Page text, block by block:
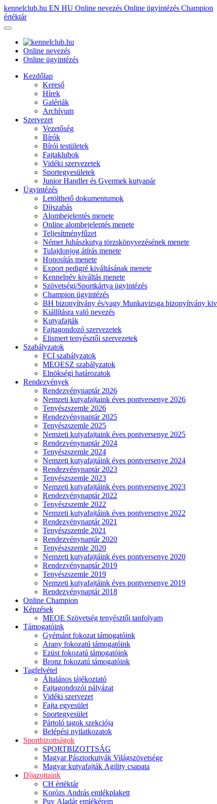
kennelclub.hu EN HU Online nevezés Online ügyintézés Champion
értéktár
Online nevezés
Online ügyintézés
Kezdőlap
Kereső
Hírek
Galériák
Archívum
Szervezet
Vezetőség
Bírók
Bírói testületek
Fajtaklubok
Vidéki szervezetek
Sportegyesületek
Junior Handler és Gyermek kutyapár
Ügyintézés
Letölthető dokumentumok
Díjszabás
Alombejelentés menete
Online alombejelentés menete
Teljesítményfűzet
Német Juhászkutya törzskönyvezésének menete
Tulajdonjog átírás menete
Honosítás menete
Export pedigré kiváltásának menete
Kennelnév kiváltás menete
Szövetségi/Sportkártya ügyintézés
Champion ügyintézés
BH bizonyítvány és/vagy Munkavizsga bizonyítvány
Kiállításra való nevezés
Kutyafajták
Fajtagondozó szervezetek
Elismert tenyésztői szervezetek
Szabályzatok
FCI szabályzatok
MEOESZ szabályzatok
Elnökségi határozatok
Rendezvények
Rendezvénynaptár 2026
Nemzeti kutyafajtaink éves pontversenye 2026
Tenyészszemle 2026
Rendezvénynaptár 2025
Tenyészszemle 2025
Nemzeti kutyafajtaink éves pontversenye 2025
Rendezvénynaptár 2024
Tenyészszemle 2024
Nemzeti kutyafajtáink éves pontversenye 2024
Rendezvénynaptár 2023
Tenyészszemle 2023
Nemzeti kutyafajtáink éves pontversenye 2023
Rendezvénynaptár 2022
Tenyészszemle 2022
Nemzeti kutyafajtáink éves pontversenye 2022
Rendezvénynaptár 2021
Tenyészszemle 2021
Rendezvénynaptár 2020
Tenyészszemle 2020
Nemzeti kutyafajtáink éves pontversenye 2020
Rendezvénynaptár 2019
Tenyészszemle 2019
Nemzeti kutyafajtáink éves pontversenye 2019
Rendezvénynaptár 2018
Online Champion
Képzések
MEOE Szövetség tenyésztői tanfolyam
Támogatóink
Gyémánt fokozat támogatóink
Arany fokozatú támogatóink
Ezüst fokozatú támogatóink
Bronz fokozatú támogatóink
Tagfelvétel
Általános tájékoztató
Fajtagondozói pályázat
Vidéki szervezet
Fajta egyesület
Sportegyesület
Pártoló tagok szekciója
Belépési nyilatkozatok
Sportbizottságok
SPORTBIZOTTSÁG
Magyar Pásztorkutyák Világszövetsége
Magyar kutyafajták Agility csapata
Díjazottaink
CH értéktár
Korózs András emlékplakett
Puy Aladár emlékérem